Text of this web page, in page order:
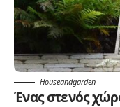
Houseandgarden
Ένας στενός